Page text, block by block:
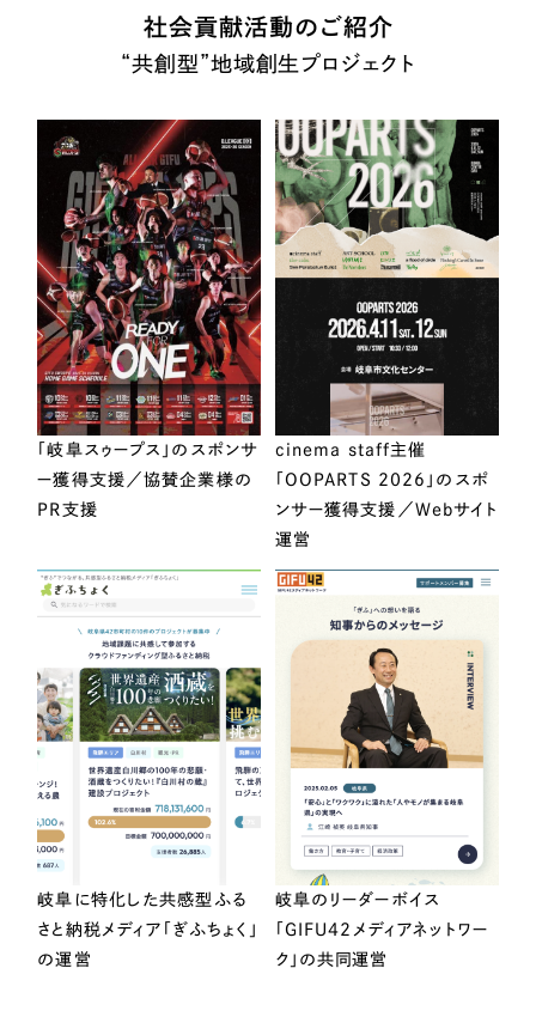
社会貢献活動のご紹介
“共創型”地域創生プロジェクト
「岐阜スゥープス」のスポンサ
ー獲得支援／協賛企業様の
PR支援
cinema staff主催
「OOPARTS 2026」のスポ
ンサー獲得支援／Webサイト
運営
岐阜に特化した共感型ふる
さと納税メディア「ぎふちょく」
の運営
岐阜のリーダーボイス
「GIFU42メディアネットワー
ク」の共同運営